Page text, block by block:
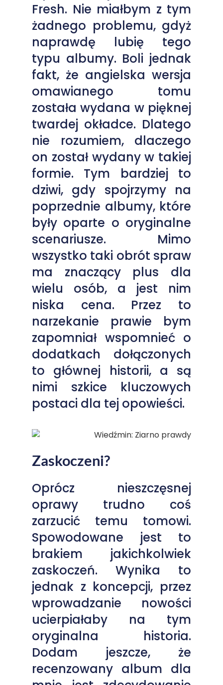
Fresh. Nie miałbym z tym
żadnego problemu, gdyż
naprawdę lubię tego
typu albumy. Boli jednak
fakt, że angielska wersja
omawianego tomu
została wydana w pięknej
twardej okładce. Dlatego
nie rozumiem, dlaczego
on został wydany w takiej
formie. Tym bardziej to
dziwi, gdy spojrzymy na
poprzednie albumy, które
były oparte o oryginalne
scenariusze. Mimo
wszystko taki obrót spraw
ma znaczący plus dla
wielu osób, a jest nim
niska cena. Przez to
narzekanie prawie bym
zapomniał wspomnieć o
dodatkach dołączonych
to głównej historii, a są
nimi szkice kluczowych
postaci dla tej opowieści.
Zaskoczeni?
Oprócz nieszczęsnej
oprawy trudno coś
zarzucić temu tomowi.
Spowodowane jest to
brakiem jakichkolwiek
zaskoczeń. Wynika to
jednak z koncepcji, przez
wprowadzanie nowości
ucierpiałaby na tym
oryginalna historia.
Dodam jeszcze, że
recenzowany album dla